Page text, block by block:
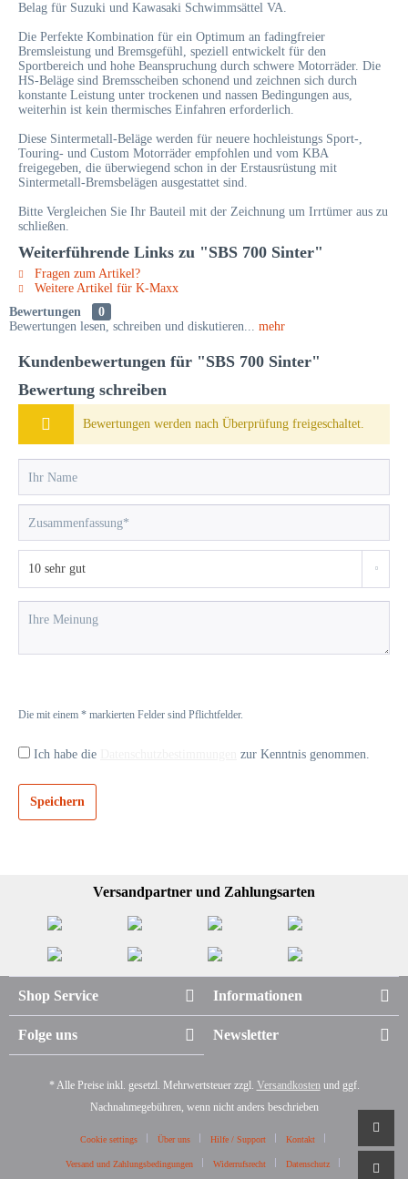
Belag für Suzuki und Kawasaki Schwimmsättel VA.
Die Perfekte Kombination für ein Optimum an fadingfreier
Bremsleistung und Bremsgefühl, speziell entwickelt für den
Sportbereich und hohe Beanspruchung durch schwere Motorräder. Die
HS-Beläge sind Bremsscheiben schonend und zeichnen sich durch
konstante Leistung unter trockenen und nassen Bedingungen aus,
weiterhin ist kein thermisches Einfahren erforderlich.
Diese Sintermetall-Beläge werden für neuere hochleistungs Sport-,
Touring- und Custom Motorräder empfohlen und vom KBA
freigegeben, die überwiegend schon in der Erstausrüstung mit
Sintermetall-Bremsbelägen ausgestattet sind.
Bitte Vergleichen Sie Ihr Bauteil mit der Zeichnung um Irrtümer aus zu
schließen.
Weiterführende Links zu "SBS 700 Sinter"
Fragen zum Artikel?
Weitere Artikel für K-Maxx
Bewertungen
0
Bewertungen lesen, schreiben und diskutieren... mehr
Kundenbewertungen für "SBS 700 Sinter"
Bewertung schreiben
Bewertungen werden nach Überprüfung freigeschaltet.
Die mit einem * markierten Felder sind Pflichtfelder.
Ich habe die zur Kenntnis genommen.
Speichern
Versandpartner und Zahlungsarten
Shop Service Informationen
Folge uns Newsletter
* Alle Preise inkl. gesetzl. Mehrwertsteuer zzgl. Versandkostenund ggf.
Nachnahmegebühren, wenn nicht anders beschrieben
Cookie settings Über uns Hilfe / Support Kontakt
Versand und Zahlungsbedingungen Widerrufsrecht Datenschutz